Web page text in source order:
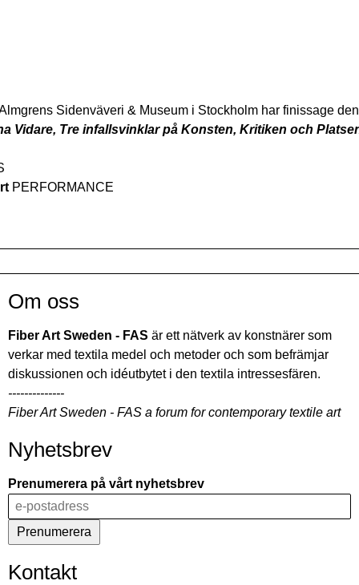
Sidenväveri & Museum i Stockholm har finissage den
Vidare, Tre infallsvinklar på Konsten, Kritiken och
PERFORMANCE
Om oss
Fiber Art Sweden - FAS är ett nätverk av konstnärer som
verkar med textila medel och metoder och som befrämjar
diskussionen och idéutbytet i den textila intressesfären.
--------------
Fiber Art Sweden - FAS a forum for contemporary textile art
Nyhetsbrev
Prenumerera på vårt nyhetsbrev
Kontakt